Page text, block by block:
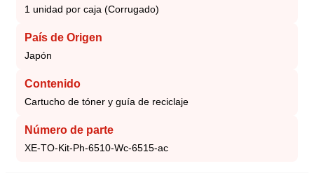
1 unidad por caja (Corrugado)
País de Origen
Japón
Contenido
Cartucho de tóner y guía de reciclaje
Número de parte
XE-TO-Kit-Ph-6510-Wc-6515-ac